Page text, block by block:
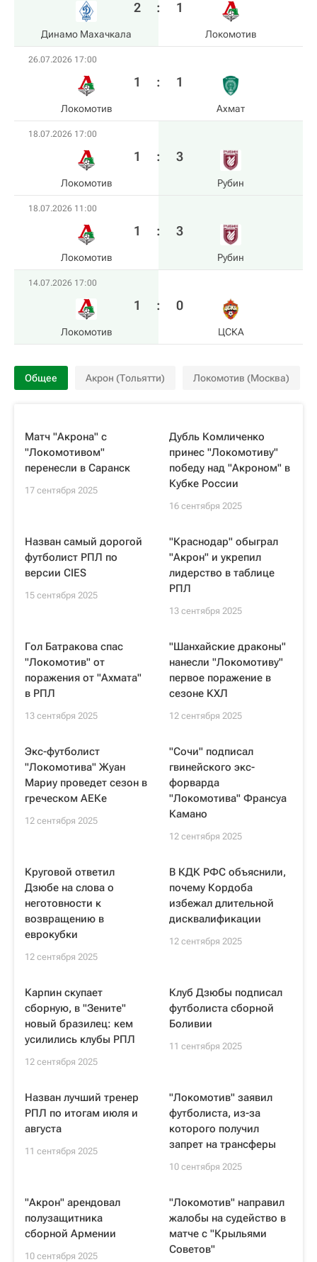
Динамо Махачкала
2 : 1
Локомотив
26.07.2026 17:00
Локомотив
1 : 1
Ахмат
18.07.2026 17:00
Локомотив
1 : 3
Рубин
18.07.2026 11:00
Локомотив
1 : 3
Рубин
14.07.2026 17:00
Локомотив
1 : 0
ЦСКА
Общее Акрон (Тольятти) Локомотив (Москва)
Матч "Акрона" с
"Локомотивом"
перенесли в Саранск
17 сентября 2025
Дубль Комличенко
принес "Локомотиву"
победу над "Акроном" в
Кубке России
16 сентября 2025
Назван самый дорогой
футболист РПЛ по
версии CIES
15 сентября 2025
"Краснодар" обыграл
"Акрон" и укрепил
лидерство в таблице
РПЛ
13 сентября 2025
Гол Батракова спас
"Локомотив" от
поражения от "Ахмата"
в РПЛ
13 сентября 2025
"Шанхайские драконы"
нанесли "Локомотиву"
первое поражение в
сезоне КХЛ
12 сентября 2025
Экс-футболист
"Локомотива" Жуан
Мариу проведет сезон в
греческом АЕКе
12 сентября 2025
"Сочи" подписал
гвинейского экс-
форварда
"Локомотива" Франсуа
Камано
12 сентября 2025
Круговой ответил
Дзюбе на слова о
неготовности к
возвращению в
еврокубки
12 сентября 2025
В КДК РФС объяснили,
почему Кордоба
избежал длительной
дисквалификации
12 сентября 2025
Карпин скупает
сборную, в "Зените"
новый бразилец: кем
усилились клубы РПЛ
12 сентября 2025
Клуб Дзюбы подписал
футболиста сборной
Боливии
11 сентября 2025
Назван лучший тренер
РПЛ по итогам июля и
августа
11 сентября 2025
"Локомотив" заявил
футболиста, из-за
которого получил
запрет на трансферы
10 сентября 2025
"Акрон" арендовал
полузащитника
сборной Армении
10 сентября 2025
"Локомотив" направил
жалобы на судейство в
матче с "Крыльями
Советов"